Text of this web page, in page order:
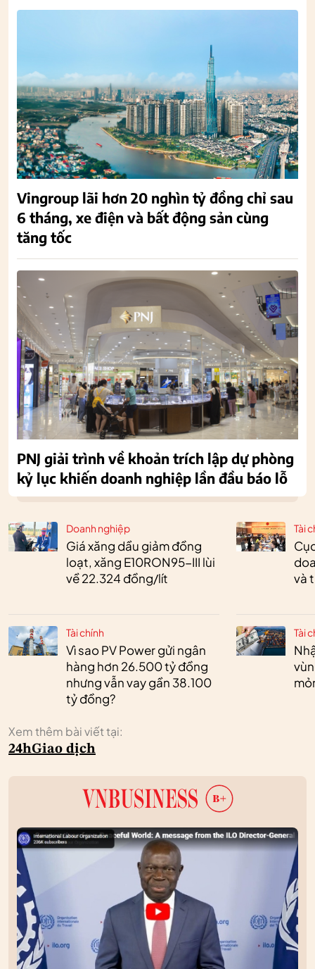
Doanh nghiệp
Giá xăng dầu giảm đồng
loạt, xăng E10RON95-III lùi
về 22.324 đồng/lít
Tài chính
Vì sao PV Power gửi ngân
hàng hơn 26.500 tỷ đồng
nhưng vẫn vay gần 38.100
tỷ đồng?
Tài
và
Tài
Xem thêm bài viết tại:
24hGiao dịch
Vingroup lãi hơn 20 nghìn tỷ đồng chỉ sau
6 tháng, xe điện và bất động sản cùng
tăng tốc
PNJ giải trình về khoản trích lập dự phòng
kỷ lục khiến doanh nghiệp lần đầu báo lỗ